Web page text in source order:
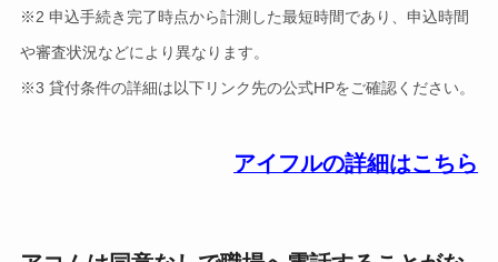
※2 申込手続き完了時点から計測した最短時間であり、申込時間
や審査状況などにより異なります。
※3 貸付条件の詳細は以下リンク先の公式HPをご確認ください。
アイフルの詳細はこちら